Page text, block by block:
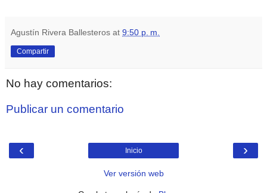
Agustín Rivera Ballesteros at 9:50 p. m.
Compartir
No hay comentarios:
Publicar un comentario
‹ ›
Inicio
Ver versión web